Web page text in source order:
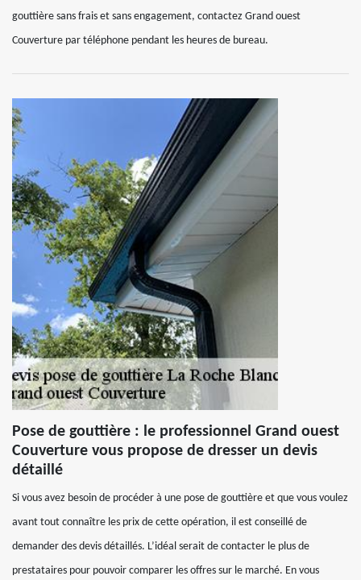
gouttière sans frais et sans engagement, contactez Grand ouest
Couverture par téléphone pendant les heures de bureau.
Pose de gouttière : le professionnel Grand ouest
Couverture vous propose de dresser un devis
détaillé
Si vous avez besoin de procéder à une pose de gouttière et que vous voulez
avant tout connaître les prix de cette opération, il est conseillé de
demander des devis détaillés. L’idéal serait de contacter le plus de
prestataires pour pouvoir comparer les offres sur le marché. En vous